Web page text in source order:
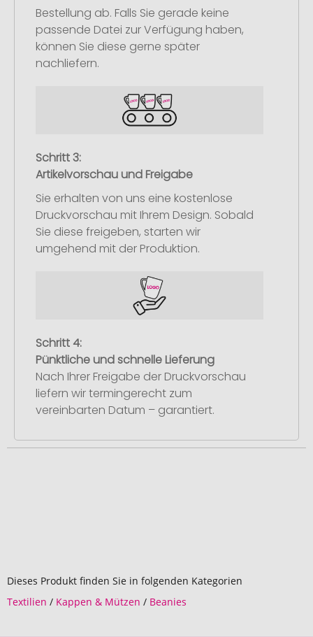
Bestellung ab. Falls Sie gerade keine
passende Datei zur Verfügung haben,
können Sie diese gerne später
nachliefern.
Schritt 3:
Artikelvorschau und Freigabe
Sie erhalten von uns eine kostenlose
Druckvorschau mit Ihrem Design. Sobald
Sie diese freigeben, starten wir
umgehend mit der Produktion.
Schritt 4:
Pünktliche und schnelle Lieferung
Nach Ihrer Freigabe der Druckvorschau
liefern wir termingerecht zum
vereinbarten Datum – garantiert.
Dieses Produkt finden Sie in folgenden Kategorien
Textilien / Kappen & Mützen / Beanies